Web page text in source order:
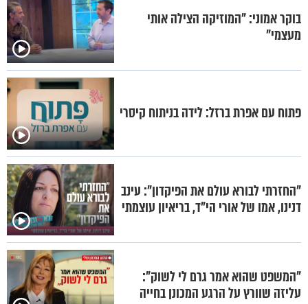
בוקר אמוני: "המוזיקה הצילה אותי
מעצמי"
פתוח עם אפרת ברזל: לידה בניתוח קיסרי
"החזרתי לבורא עולם את הפיקדון": עינב
דנינו, אמו של אורי הי"ד, בריאיון עוצמתי
"המשפט שהוא אמר גרם לי לשוק":
עליזה שוורץ על הרגע המכונן בחייה